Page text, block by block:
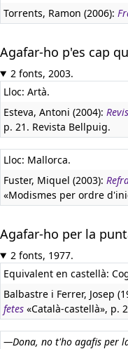
Torrents, Ramon (2006):
Agafar-ho p'es cap
2 fonts, 2003.
Lloc: Artà.
Esteva, Antoni (2004):
p. 21. Revista Bellpuig.
Lloc: Mallorca.
Fuster, Miquel (2003):
«Modismes per ordre
Agafar-ho per la
2 fonts, 1977.
Equivalent en castellà:
Balbastre i Ferrer, Josep
fetes «Català-castellà», p.
—Dona, no t'ho agafis per